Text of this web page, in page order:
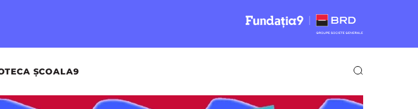
ȘCOALA9